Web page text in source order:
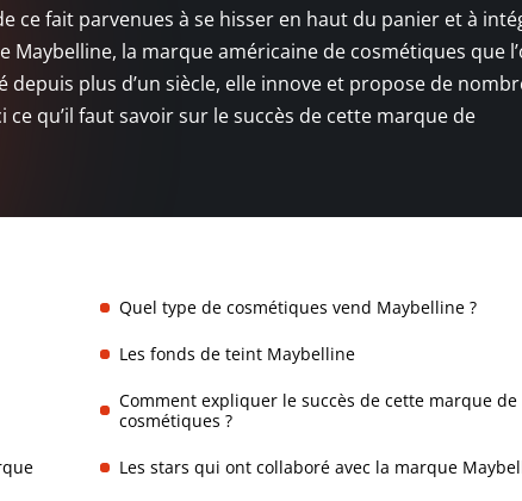
ce fait parvenues à se hisser en haut du panier et à
Maybelline, la marque américaine de cosmétiques que
plus d’un siècle, elle innove et propose de
qu’il faut savoir sur le succès de cette marque de
Quel type de cosmétiques vend Maybelline ?
Les fonds de teint Maybelline
Comment expliquer le succès de cette marque de
cosmétiques ?
Les stars qui ont collaboré avec la marque